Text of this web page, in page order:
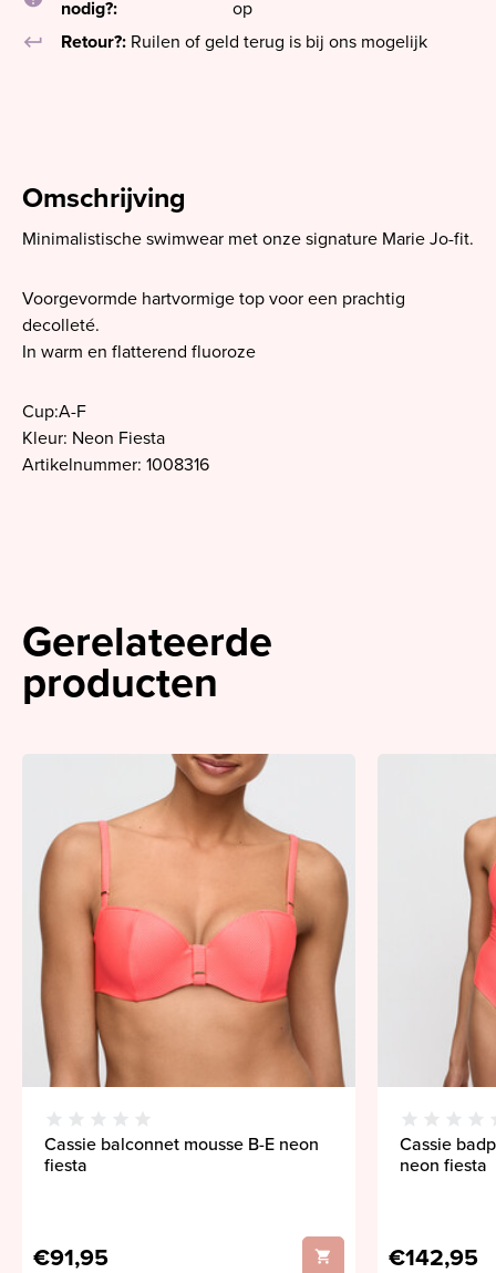
nodig?:
op
keyboard_return
Retour?: Ruilen of geld terug is bij ons mogelijk
Omschrijving
Minimalistische swimwear met onze signature Marie Jo-fit.
Voorgevormde hartvormige top voor een prachtig
decolleté.
In warm en flatterend fluoroze
Cup:A-F
Kleur: Neon Fiesta
Artikelnummer: 1008316
Gerelateerde
producten
Cassie balconnet mousse B-E neon
fiesta
€91,95
Cassie
neon fiesta
€142,95